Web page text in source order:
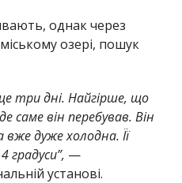
однак через
озері, пошук
три дні. Найгірше, що
саме він перебував. Він
дуже холодна. Її
градуси”, —
установі.